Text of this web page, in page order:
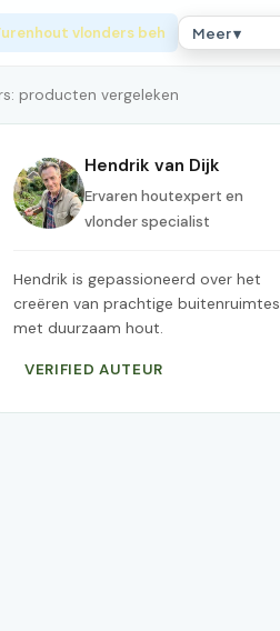
vlonders beh Meer ▾
producten vergeleken
Hendrik van Dijk
Ervaren houtexpert en
vlonder specialist
Hendrik is gepassioneerd over het
creëren van prachtige buitenruimtes
met duurzaam hout.
VERIFIED AUTEUR